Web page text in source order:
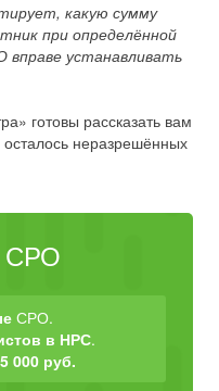
какую сумму
при определённой
устанавливать
готовы рассказать вам
неразрешённых
СРО.
в НРС.
000 руб.